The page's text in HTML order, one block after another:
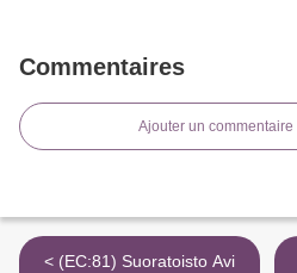
Commentaires
Ajouter un commentaire
< (EC:81) Suoratoisto Avi